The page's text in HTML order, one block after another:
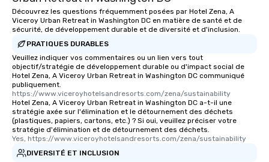
Découvrez les questions fréquemment posées par Hotel Zena, A
Viceroy Urban Retreat in Washington DC en matière de santé et de
sécurité, de développement durable et de diversité et d'inclusion.
PRATIQUES DURABLES
Veuillez indiquer vos commentaires ou un lien vers tout
objectif/stratégie de développement durable ou d'impact social de
Hotel Zena, A Viceroy Urban Retreat in Washington DC communiqué
publiquement.
https://www.viceroyhotelsandresorts.com/zena/sustainability
Hotel Zena, A Viceroy Urban Retreat in Washington DC a-t-il une
stratégie axée sur l'élimination et le détournement des déchets
(plastiques, papiers, cartons, etc.) ? Si oui, veuillez préciser votre
stratégie d'élimination et de détournement des déchets.
Yes, https://www.viceroyhotelsandresorts.com/zena/sustainability
DIVERSITÉ ET INCLUSION